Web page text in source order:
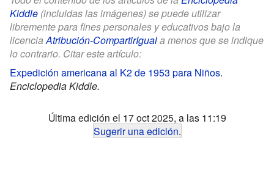
Kiddle (incluidas las imágenes) se puede utilizar
libremente para fines personales y educativos bajo la
licenciaAtribución-CompartirIguala menos que se indique
lo contrario. Citar este artículo:
Expedición americana al K2 de 1953 para Niños.
Enciclopedia Kiddle.
Última edición el 17 oct 2025, a las 11:19
Sugerir una edición.